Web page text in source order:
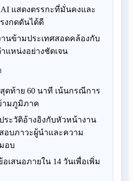
แสดงตรรกะที่มั่นคงและ
งกดดันได้ดี
นข้ามประเทศสอดคล้องกับ
แหน่งอย่างชัดเจน
ท้าย 60 นาที เน้นกรณีการ
ามภูมิภาค
ระวัติอ้างอิงกับหัวหน้างาน
อบภาวะผู้นำและความ
อบ
เสนอภายใน 14 วันเพื่อเพิ่ม